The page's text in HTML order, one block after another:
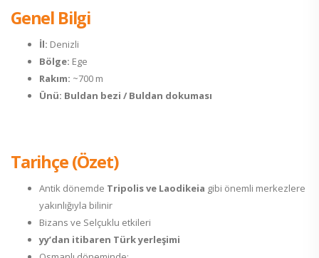
Genel Bilgi
İl: Denizli
Bölge: Ege
Rakım: ~700 m
Ünü: Buldan bezi / Buldan dokuması
Tarihçe (Özet)
Antik dönemde Tripolis ve Laodikeia gibi önemli merkezlere
yakınlığıyla bilinir
Bizans ve Selçuklu etkileri
yy’dan itibaren Türk yerleşimi